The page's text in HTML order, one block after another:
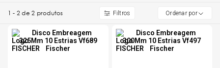
1 - 2de2 produtos Ordenar por
º 205 55r16
10º Pneu